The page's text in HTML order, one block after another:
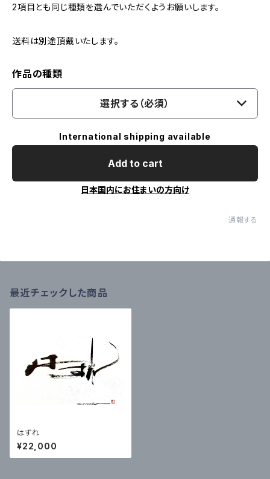
2項目とも同じ種類を選んでいただくようお願いします。
送料は別途頂戴いたします。
作品の種類
選択する（必須）
International shipping available
Add to cart
日本国内にお住まいの方向け
通報する
最近チェックした商品
はずれ
¥22,000